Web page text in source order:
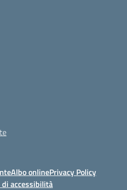
Albo onlinePrivacy Policy
di accessibilità